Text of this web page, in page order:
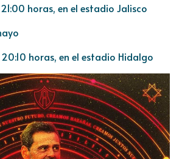
horas, en el estadio Jalisco
horas, en el estadio Hidalgo